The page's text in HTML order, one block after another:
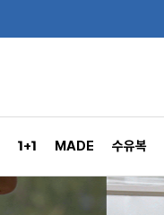
1+1 MADE 수유복